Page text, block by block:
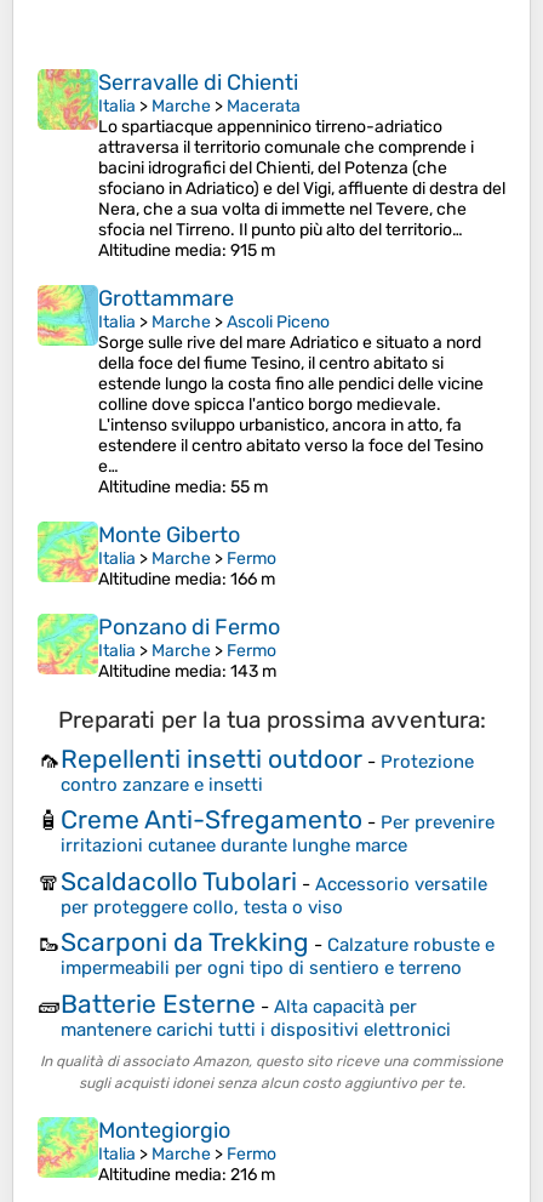
Serravalle di Chienti
Italia > Marche > Macerata
Lo spartiacque appenninico tirreno-adriatico
attraversa il territorio comunale che comprende i
bacini idrografici del Chienti, del Potenza (che
sfociano in Adriatico) e del Vigi, affluente di destra del
Nera, che a sua volta di immette nel Tevere, che
sfocia nel Tirreno. Il punto più alto del territorio…
Altitudine media: 915 m
Grottammare
Italia > Marche >Ascoli Piceno
Sorge sulle rive del mare Adriatico e situato a nord
della foce del fiume Tesino, il centro abitato si
estende lungo la costa fino alle pendici delle vicine
colline dove spicca l'antico borgo medievale.
L'intenso sviluppo urbanistico, ancora in atto, fa
estendere il centro abitato verso la foce del Tesino
e…
Altitudine media: 55 m
Monte Giberto
Italia > Marche > Fermo
Altitudine media: 166 m
Ponzano di Fermo
Italia > Marche > Fermo
Altitudine media: 143 m
Preparati per la tua prossima avventura:
🦟Repellenti insetti outdoor - Protezione
contro zanzare e insetti
🧴 Creme Anti-Sfregamento - Per prevenire
irritazioni cutanee durante lunghe marce
🧣Scaldacollo Tubolari - Accessorio versatile
per proteggere collo, testa o viso
🥾Scarponi da Trekking - Calzature robuste e
impermeabili per ogni tipo di sentiero e terreno
🧱Batterie Esterne - Alta capacità per
mantenere carichi tutti i dispositivi elettronici
In qualità di associato Amazon, questo sito riceve una commissione
sugli acquisti idonei senza alcun costo aggiuntivo per te.
Montegiorgio
Italia > Marche > Fermo
Altitudine media: 216 m